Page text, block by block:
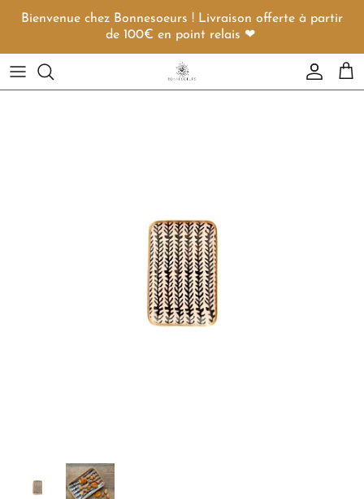
Bienvenue chez Bonnesoeurs ! Livraison offerte à partir
de 100€ en point relais ❤︎
Compte